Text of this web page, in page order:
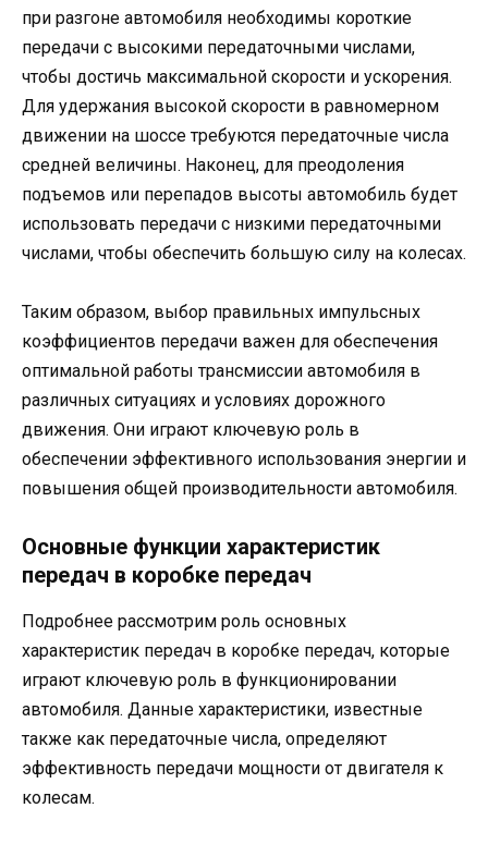
при разгоне автомобиля необходимы короткие
передачи с высокими передаточными числами,
чтобы достичь максимальной скорости и ускорения.
Для удержания высокой скорости в равномерном
движении на шоссе требуются передаточные числа
средней величины. Наконец, для преодоления
подъемов или перепадов высоты автомобиль будет
использовать передачи с низкими передаточными
числами, чтобы обеспечить большую силу на колесах.
Таким образом, выбор правильных импульсных
коэффициентов передачи важен для обеспечения
оптимальной работы трансмиссии автомобиля в
различных ситуациях и условиях дорожного
движения. Они играют ключевую роль в
обеспечении эффективного использования энергии и
повышения общей производительности автомобиля.
Основные функции характеристик
передач в коробке передач
Подробнее рассмотрим роль основных
характеристик передач в коробке передач, которые
играют ключевую роль в функционировании
автомобиля. Данные характеристики, известные
также как передаточные числа, определяют
эффективность передачи мощности от двигателя к
колесам.